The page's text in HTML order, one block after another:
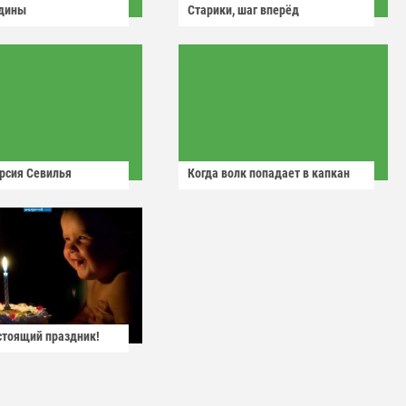
Старики, шаг вперёд
Севилья Когда волк попадает в капкан
праздник!